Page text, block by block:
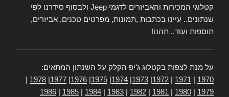
קטלוגי המכירות והאביזרים לדגמי Jeep ולבסוף סידרנו לפי
שנתונים.. עיינו בכתבות ,תמונות, מפרטים טכנים, אביזרים,
תוספות ועוד.. תהנו!
על מנת לצפות בקטלוג ג'יפ הקלק על השנתון המתאים:
1970
1971
1972
1973
1974
1975
1976
1977
1978
1979
1980
1981
1982
1983
1984
1985
1986